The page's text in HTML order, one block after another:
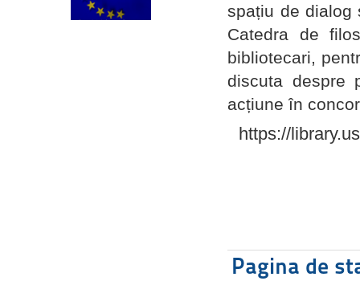
spațiu de dialog
Catedra de
bibliotecari,
discuta despre
acțiune în
https://
Pagina de